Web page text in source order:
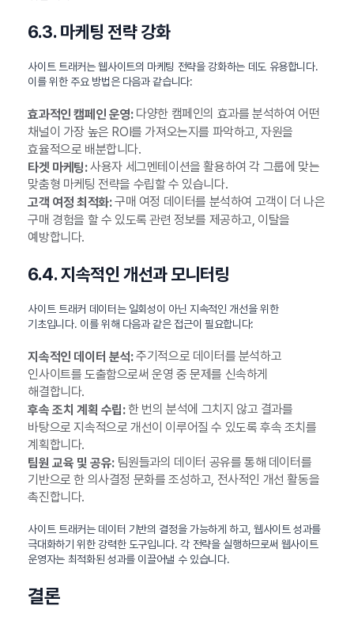
6.3. 마케팅 전략 강화
사이트 트래커는 웹사이트의 마케팅 전략을 강화하는 데도 유용합니다.
이를 위한 주요 방법은 다음과 같습니다:
효과적인 캠페인 운영:다양한 캠페인의 효과를 분석하여 어떤
채널이 가장 높은 ROI를 가져오는지를 파악하고, 자원을
효율적으로 배분합니다.
타겟 마케팅:사용자 세그멘테이션을 활용하여 각 그룹에 맞는
맞춤형 마케팅 전략을 수립할 수 있습니다.
고객 여정 최적화:구매 여정 데이터를 분석하여 고객이 더 나은
구매 경험을 할 수 있도록 관련 정보를 제공하고, 이탈을
예방합니다.
6.4. 지속적인 개선과 모니터링
사이트 트래커 데이터는 일회성이 아닌 지속적인 개선을 위한
기초입니다. 이를 위해 다음과 같은 접근이 필요합니다:
지속적인 데이터 분석:주기적으로 데이터를 분석하고
인사이트를 도출함으로써 운영 중 문제를 신속하게
해결합니다.
후속 조치 계획 수립:한 번의 분석에 그치지 않고 결과를
바탕으로 지속적으로 개선이 이루어질 수 있도록 후속 조치를
계획합니다.
팀원 교육 및 공유:팀원들과의 데이터 공유를 통해 데이터를
기반으로 한 의사결정 문화를 조성하고, 전사적인 개선 활동을
촉진합니다.
사이트 트래커는 데이터 기반의 결정을 가능하게 하고, 웹사이트 성과를
극대화하기 위한 강력한 도구입니다. 각 전략을 실행하므로써 웹사이트
운영자는 최적화된 성과를 이끌어낼 수 있습니다.
결론